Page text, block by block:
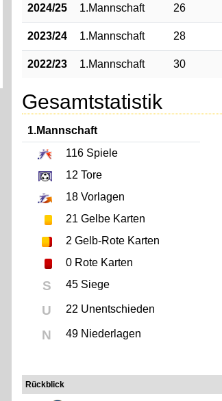
2024/25 1.Mannschaft 26
2023/24 1.Mannschaft 28
2022/23 1.Mannschaft 30
Gesamtstatistik
1.Mannschaft
116 Spiele
12 Tore
18 Vorlagen
21 Gelbe Karten
2 Gelb-Rote Karten
0 Rote Karten
S 45 Siege
U 22 Unentschieden
N 49 Niederlagen
Rückblick